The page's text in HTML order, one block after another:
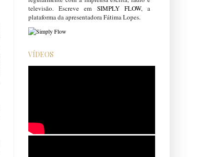
televisão. Escreve em SIMPLY FLOW, a
plataforma da apresentadora Fátima Lopes.
VÍDEOS